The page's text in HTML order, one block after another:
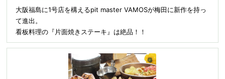
大阪福島に1号店を構えるpit master VAMOSが梅田に新作を持っ
て進出。
看板料理の『片面焼きステーキ』は絶品！！